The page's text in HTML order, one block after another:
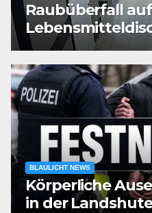
Raubüberfall auf
BLAULICHT NEWS
Körperliche
in der